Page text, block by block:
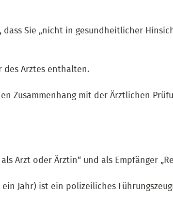
Sie „nicht in gesundheitlicher
des Arztes enthalten.
Zusammenhang mit der Ärztlichen
Arzt oder Ärztin“ und als Empfänger
Jahr) ist ein polizeiliches